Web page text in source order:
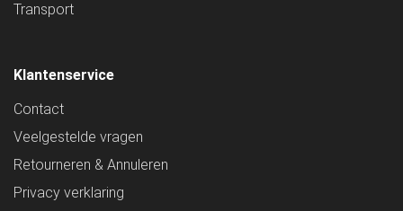
Transport
Klantenservice
Contact
Veelgestelde vragen
Retourneren & Annuleren
Privacy verklaring